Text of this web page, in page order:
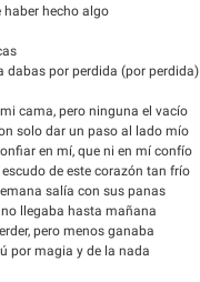
haber hecho algo
dabas por perdida (por perdida)
cama, pero ninguna el vacío
solo dar un paso al lado mío
en mí, que ni en mí confío
de este corazón tan frío
salía con sus panas
llegaba hasta mañana
pero menos ganaba
por magia y de la nada